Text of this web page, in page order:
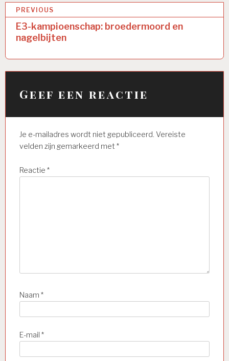
Bericht
navigatie
PREVIOUS
E3-kampioenschap: broedermoord en
nagelbijten
Geef een reactie
Je e-mailadres wordt niet gepubliceerd. Vereiste
velden zijn gemarkeerd met *
Reactie *
Naam *
E-mail *